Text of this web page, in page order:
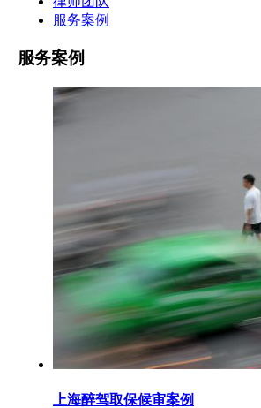
服务案例
服务案例
上海醉驾取保候审案例